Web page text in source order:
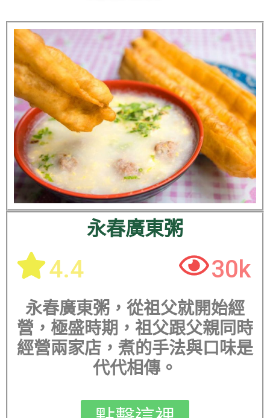
永春廣東粥
4.4 30k
永春廣東粥，從祖父就開始經
營，極盛時期，祖父跟父親同時
經營兩家店，煮的手法與口味是
代代相傳。